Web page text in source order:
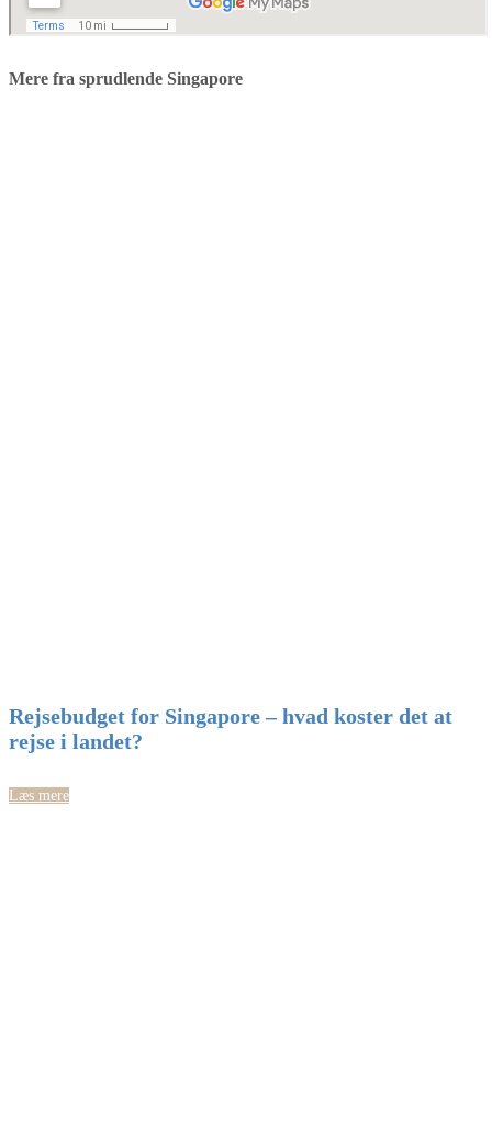
Mere fra sprudlende Singapore
Rejsebudget for Singapore – hvad koster det at
rejse i landet?
Læs mere